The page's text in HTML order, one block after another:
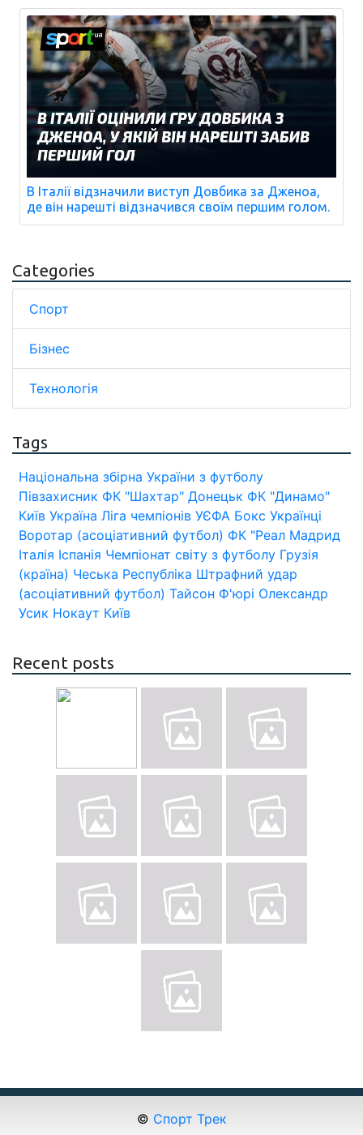
В Італії відзначили виступ Довбика за Дженоа,
де він нарешті відзначився своїм першим голом.
Categories
Спорт
Бізнес
Технологія
Tags
Національна збірна України з футболу
Півзахисник ФК "Шахтар" Донецьк ФК "Динамо"
Київ Україна Ліга чемпіонів УЄФА Бокс Українці
Воротар (асоціативний футбол) ФК "Реал Мадрид
Італія Іспанія Чемпіонат світу з футболу Грузія
(країна) Чеська Республіка Штрафний удар
(асоціативний футбол) Тайсон Ф'юрі Олександр
Усик Нокаут Київ
Recent posts
© Спорт Трек